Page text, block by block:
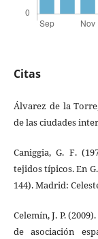
Citas
Álvarez de la
de las ciudades
Caniggia, G. F.
tejidos típicos. En
144). Madrid:
Celemín, J. P.
de asociación